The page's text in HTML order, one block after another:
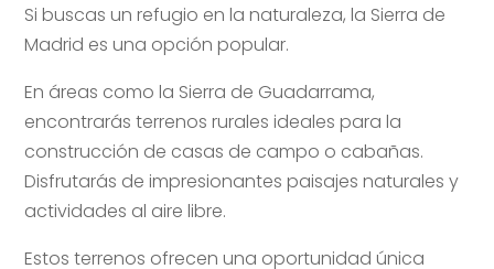
Si buscas un refugio en la naturaleza, la Sierra de
Madrid es una opción popular.
En áreas como la Sierra de Guadarrama,
encontrarás terrenos rurales ideales para la
construcción de casas de campo o cabañas.
Disfrutarás de impresionantes paisajes naturales y
actividades al aire libre.
Estos terrenos ofrecen una oportunidad única